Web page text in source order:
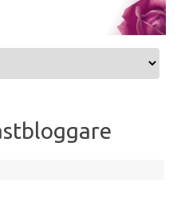
Skip to content